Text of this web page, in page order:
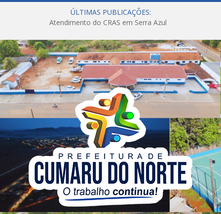
ÚLTIMAS PUBLICAÇÕES:
Atendimento do CRAS em Serra Azul